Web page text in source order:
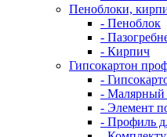
Пеноблоки,
- Пеноблок
-
- Кирпич
Гипсокартон
-
- Малярный
- Элемент
- Профиль